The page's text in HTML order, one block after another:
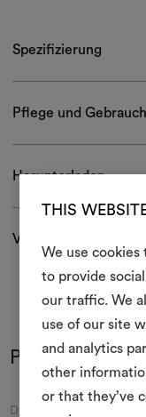
THIS
We use cookies
to provide
our traffic. We
use of our site
and analytics
other
or that they’ve
Spezifizierung
Pflege und Gebrauch
Herunterladen
Versand und
Produkt im
DEDAR